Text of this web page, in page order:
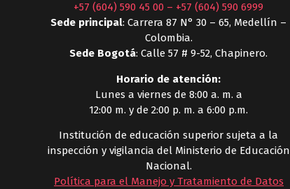
+57 (604) 590 45 00 – +57 (604) 590 6999
Sede principal: Carrera 87 N° 30 – 65, Medellín –
Colombia.
Sede Bogotá: Calle 57 # 9-52, Chapinero.
Horario de atención:
Lunes a viernes de 8:00 a. m. a
12:00 m. y de 2:00 p. m. a 6:00 p.m.
Institución de educación superior sujeta a la
inspección y vigilancia del Ministerio de Educación
Nacional.
Política para el Manejo y Tratamiento de Datos